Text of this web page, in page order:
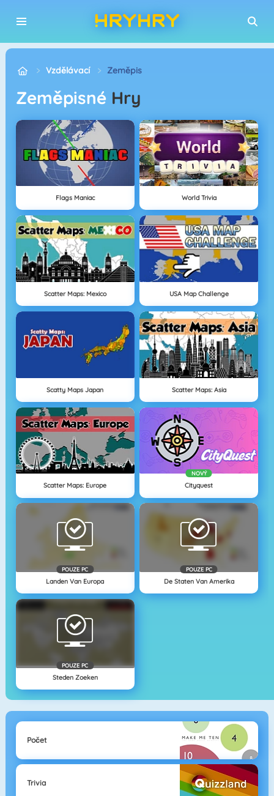
Vzdělávací Zeměpis
Zeměpisné Hry
Flags Maniac World Trivia
Scatter Maps: Mexico USA Map Challenge
Scatty Maps Japan Scatter Maps: Asia
Scatter Maps: Europe
NOVÝ
Cityquest
POUZE PC
Landen Van Europa
POUZE PC
De Staten Van Amerika
POUZE PC
Steden Zoeken
Počet
Trivia